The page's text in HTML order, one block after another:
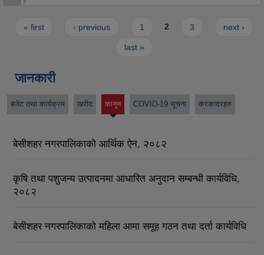
Pages
« first ‹ previous 1 2 3 next ›
last »
जानकारी
बजेट तथा कार्यक्रम खरीद कानून
(active
COVID-19 सूचना करकादरहरु
बेसीशहर नगरपालिकाको आर्थिक ऐन, २०८२
कृषि तथा पशुजन्य उत्पादनमा आधारित अनुदान सम्बन्धी कार्यविधि,
२०८२
बेसीशहर नगरपालिकाको महिला आमा समूह गठन तथा दर्ता कार्यविधि